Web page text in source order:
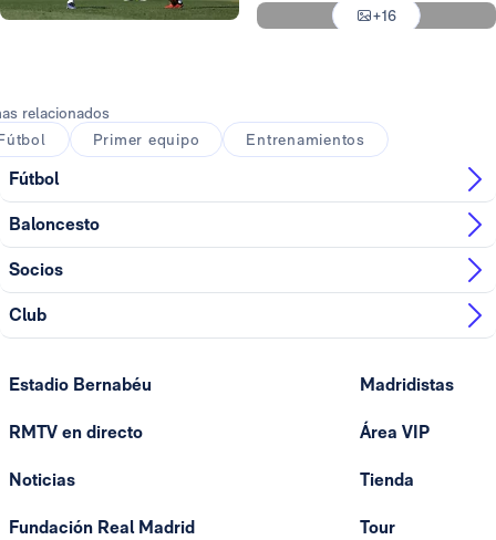
+16
relacionados
Primer equipo Entrenamientos
Fútbol
Baloncesto
Socios
Club
Estadio Bernabéu
RMTV en directo
Noticias
Fundación Real Madrid
Madridistas
Área VIP
Tienda
Tour